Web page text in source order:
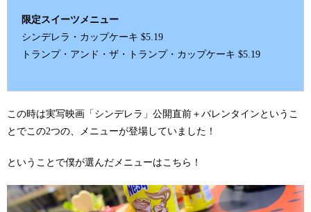
限定スイーツメニュー
シンデレラ・カップケーキ $5.19
トランプ・アンド・ザ・トランプ・カップケーキ $5.19
この時は実写映画「シンデレラ」公開直前＋バレンタインというこ
とでこの2つの、メニューが登場していました！
ということで僕が選んだメニューはこちら！